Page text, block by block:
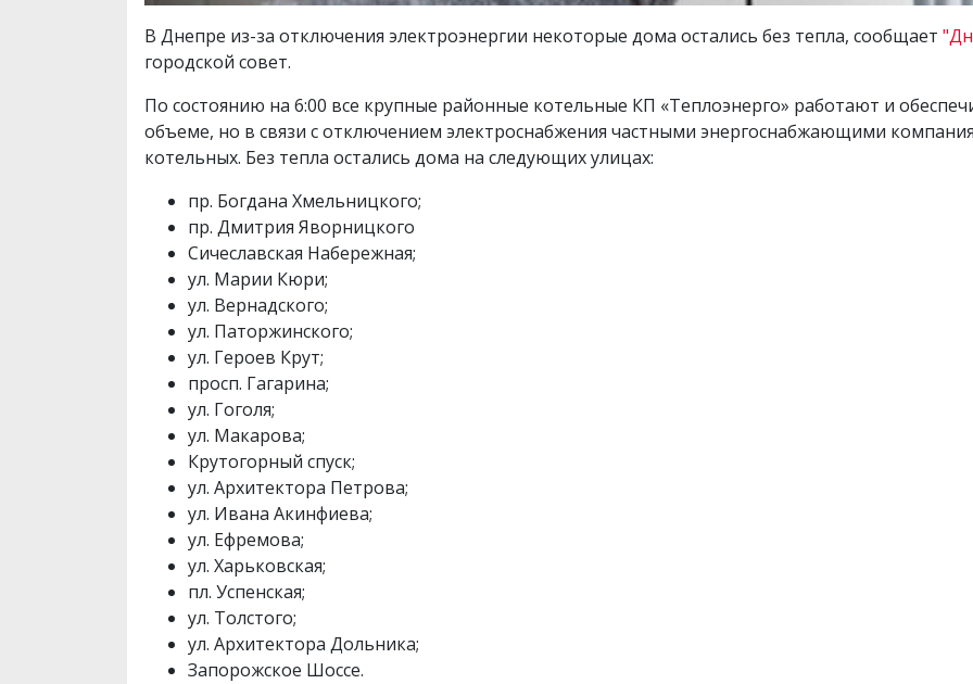
В Днепре из-за отключения электроэнергии некоторые дома остались без тепла, сообщает
городской совет.
По состоянию на 6:00 все крупные районные котельные КП «Теплоэнерго» работают и
объеме, но в связи с отключением электроснабжения частными энергоснабжающими
котельных. Без тепла остались дома на следующих улицах:
пр. Богдана Хмельницкого;
пр. Дмитрия Яворницкого
Сичеславская Набережная;
ул. Марии Кюри;
ул. Вернадского;
ул. Паторжинского;
ул. Героев Крут;
просп. Гагарина;
ул. Гоголя;
ул. Макарова;
Крутогорный спуск;
ул. Архитектора Петрова;
ул. Ивана Акинфиева;
ул. Ефремова;
ул. Харьковская;
пл. Успенская;
ул. Толстого;
ул. Архитектора Дольника;
Запорожское Шоссе.